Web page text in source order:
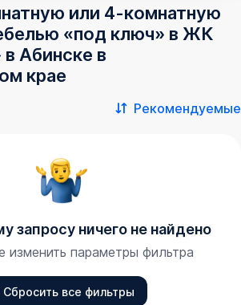
или 4-комнатную
«под ключ» в ЖК
Абинске в
крае
Рекомендуемые
запросу ничего не найдено
изменить параметры фильтра
Сбросить все фильтры